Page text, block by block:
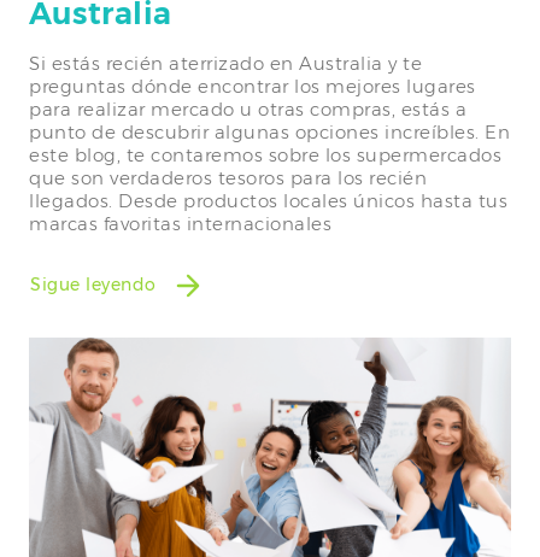
Australia
Si estás recién aterrizado en Australia y te
preguntas dónde encontrar los mejores lugares
para realizar mercado u otras compras, estás a
punto de descubrir algunas opciones increíbles. En
este blog, te contaremos sobre los supermercados
que son verdaderos tesoros para los recién
llegados. Desde productos locales únicos hasta tus
marcas favoritas internacionales
Sigue leyendo